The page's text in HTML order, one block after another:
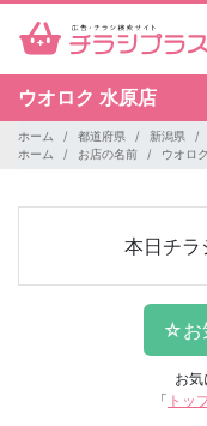
ウオロク 水原店
ホーム 都道府県 新潟県
ホーム
お店の名前 ウオロク
本日チラ
お
「 トッ